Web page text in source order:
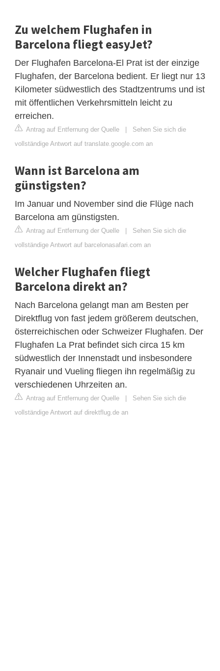
Zu welchem ​​Flughafen in
Barcelona fliegt easyJet?
Der Flughafen Barcelona-El Prat ist der einzige
Flughafen, der Barcelona bedient. Er liegt nur 13
Kilometer südwestlich des Stadtzentrums und ist
mit öffentlichen Verkehrsmitteln leicht zu
erreichen.
Antrag auf Entfernung der Quelle | Sehen Sie sich die
vollständige Antwort auf translate.google.com an
Wann ist Barcelona am
günstigsten?
Im Januar und November sind die Flüge nach
Barcelona am günstigsten.
Antrag auf Entfernung der Quelle | Sehen Sie sich die
vollständige Antwort auf barcelonasafari.com an
Welcher Flughafen fliegt
Barcelona direkt an?
Nach Barcelona gelangt man am Besten per
Direktflug von fast jedem größerem deutschen,
österreichischen oder Schweizer Flughafen. Der
Flughafen La Prat befindet sich circa 15 km
südwestlich der Innenstadt und insbesondere
Ryanair und Vueling fliegen ihn regelmäßig zu
verschiedenen Uhrzeiten an.
Antrag auf Entfernung der Quelle | Sehen Sie sich die
vollständige Antwort auf direktflug.de an